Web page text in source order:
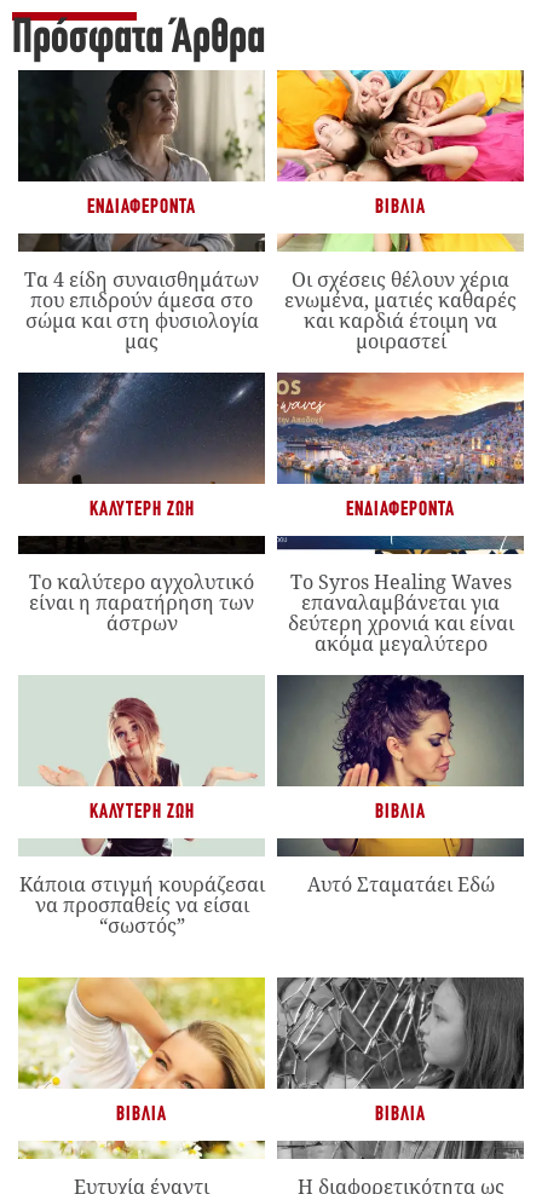
Πρόσφατα Άρθρα
ΕΝΔΙΑΦΈΡΟΝΤΑ
Τα 4 είδη συναισθημάτων
που επιδρούν άμεσα στο
σώμα και στη φυσιολογία
μας
ΒΙΒΛΊΑ
Οι σχέσεις θέλουν χέρια
ενωμένα, ματιές καθαρές
και καρδιά έτοιμη να
μοιραστεί
ΚΑΛΎΤΕΡΗ ΖΩΉ
Το καλύτερο αγχολυτικό
είναι η παρατήρηση των
άστρων
ΕΝΔΙΑΦΈΡΟΝΤΑ
Το Syros Healing Waves
επαναλαμβάνεται για
δεύτερη χρονιά και είναι
ακόμα μεγαλύτερο
ΚΑΛΎΤΕΡΗ ΖΩΉ
Κάποια στιγμή κουράζεσαι
να προσπαθείς να είσαι
“σωστός”
ΒΙΒΛΊΑ
Αυτό Σταματάει Εδώ
ΒΙΒΛΊΑ
Ευτυχία έναντι
ΒΙΒΛΊΑ
Η διαφορετικότητα ως